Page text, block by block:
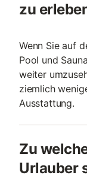
zu
Wenn Sie auf
Pool und
weiter
ziemlich
Ausstattung.
Zu
Urlauber